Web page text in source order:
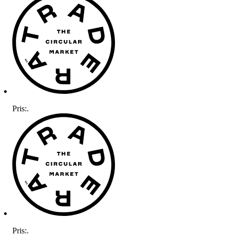
Pris:.
Pris:.